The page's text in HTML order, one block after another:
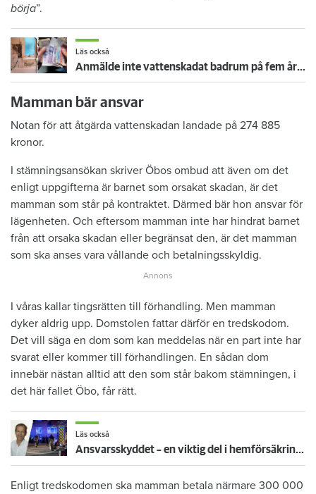
börja”.
Läs också
Anmälde inte vattenskadat badrum på fem år – krävs på 125 000 kronor
Mamman bär ansvar
Notan för att åtgärda vattenskadan landade på 274 885
kronor.
I stämningsansökan skriver Öbos ombud att även om det
enligt uppgifterna är barnet som orsakat skadan, är det
mamman som står på kontraktet. Därmed bär hon ansvar för
lägenheten. Och eftersom mamman inte har hindrat barnet
från att orsaka skadan eller begränsat den, är det mamman
som ska anses vara vållande och betalningsskyldig.
I våras kallar tingsrätten till förhandling. Men mamman
dyker aldrig upp. Domstolen fattar därför en tredskodom.
Det vill säga en dom som kan meddelas när en part inte har
svarat eller kommer till förhandlingen. En sådan dom
innebär nästan alltid att den som står bakom stämningen, i
det här fallet Öbo, får rätt.
Läs också
Ansvarsskyddet – en viktig del i hemförsäkringen
Enligt tredskodomen ska mamman betala närmare 300 000